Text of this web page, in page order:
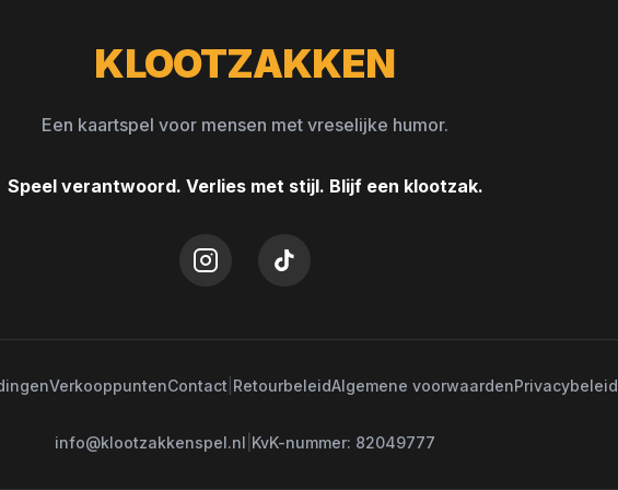
KLOOTZAKKEN
Een kaartspel voor mensen met vreselijke humor.
Speel verantwoord. Verlies met stijl. Blijf een klootzak.
VerkooppuntenContact RetourbeleidAlgemene voorwaardenPrivacybeleid
info@klootzakkenspel.nl KvK-nummer: 82049777